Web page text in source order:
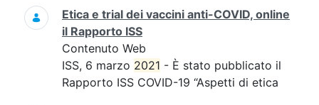
Etica e trial dei vaccini anti-COVID, online
il Rapporto ISS
Contenuto Web
ISS, 6 marzo 2021 - È stato pubblicato il
Rapporto ISS COVID-19 “Aspetti di etica